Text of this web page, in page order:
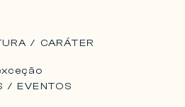
/ CARÁTER
/ EVENTOS